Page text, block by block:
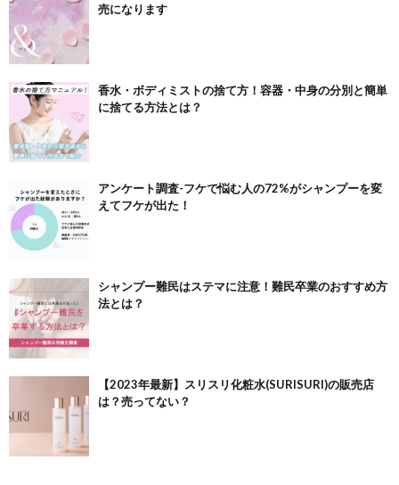
売になります
香水・ボディミストの捨て方！容器・中身の分別と簡単
に捨てる方法とは？
アンケート調査-フケで悩む人の72%がシャンプーを変
えてフケが出た！
シャンプー難民はステマに注意！難民卒業のおすすめ方
法とは？
【2023年最新】スリスリ化粧水(SURISURI)の販売店
は？売ってない？